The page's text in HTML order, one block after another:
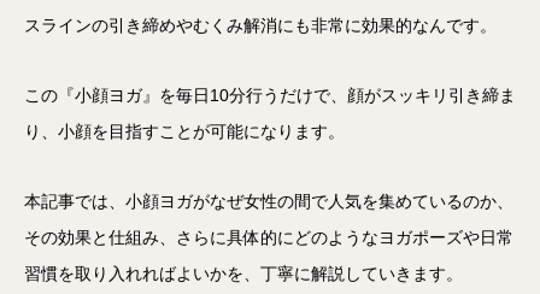
スラインの引き締めやむくみ解消にも非常に効果的なんです。
この『小顔ヨガ』を毎日10分行うだけで、顔がスッキリ引き締ま
り、小顔を目指すことが可能になります。
本記事では、小顔ヨガがなぜ女性の間で人気を集めているのか、
その効果と仕組み、さらに具体的にどのようなヨガポーズや日常
習慣を取り入れればよいかを、丁寧に解説していきます。